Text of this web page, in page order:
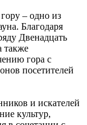
– одно из
Благодаря
Двенадцать
также
гора с
посетителей
и искателей
культур,